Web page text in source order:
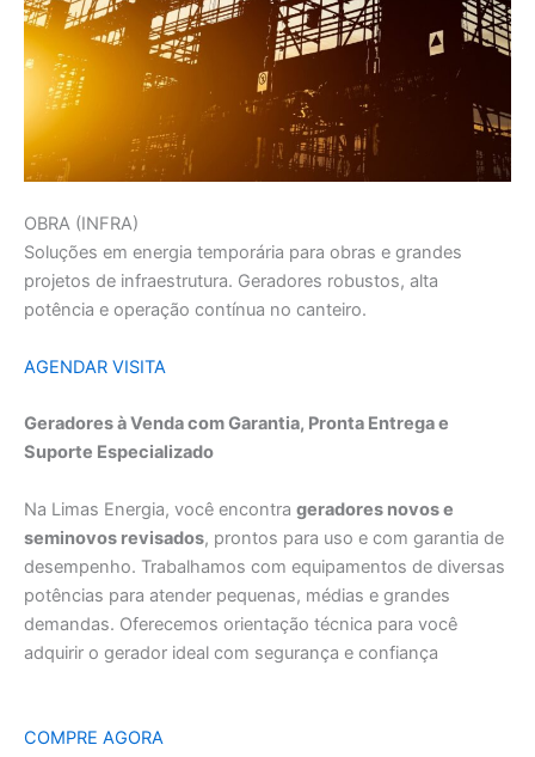
OBRA (INFRA)
Soluções em energia temporária para obras e grandes
projetos de infraestrutura. Geradores robustos, alta
potência e operação contínua no canteiro.
AGENDAR VISITA
Geradores à Venda com Garantia, Pronta Entrega e
Suporte Especializado
Na Limas Energia, você encontra geradores novos e
seminovos revisados, prontos para uso e com garantia de
desempenho. Trabalhamos com equipamentos de diversas
potências para atender pequenas, médias e grandes
demandas. Oferecemos orientação técnica para você
adquirir o gerador ideal com segurança e confiança
COMPRE AGORA